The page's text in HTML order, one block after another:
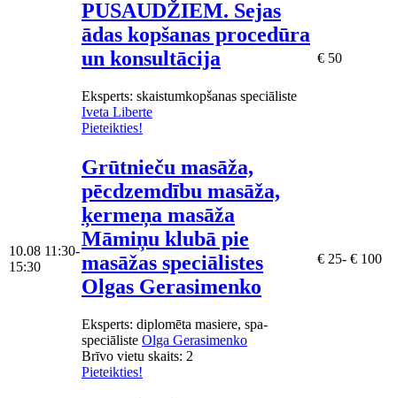
PUSAUDŽIEM. Sejas
ādas kopšanas procedūra
un konsultācija
Eksperts: skaistumkopšanas speciāliste
Iveta Liberte
Pieteikties!
€ 50
10.08 11:30-
15:30
Grūtnieču masāža,
pēcdzemdību masāža,
ķermeņa masāža
Māmiņu klubā pie
masāžas speciālistes
Olgas Gerasimenko
Eksperts: diplomēta masiere, spa-
speciāliste Olga Gerasimenko
Brīvo vietu skaits: 2
Pieteikties!
€ 25- € 100